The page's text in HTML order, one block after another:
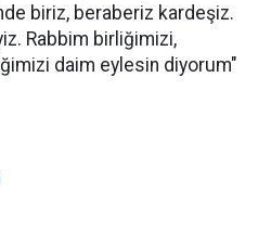
biriz, beraberiz kardeşiz.
Rabbim birliğimizi,
daim eylesin diyorum"